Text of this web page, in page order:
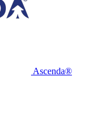
Ascenda®